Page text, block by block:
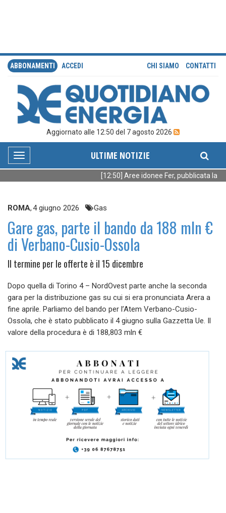
ABBONAMENTI ACCEDI CHI SIAMO CONTATTI
Aggiornato alle 12:50 del 7 agosto 2026
Toggle
navigation
ULTIME NOTIZIE
[12:50] Aree idonee Fer, pubblicata la
ROMA,4 giugno 2026 Gas
Gare gas, parte il bando da 188 mln €
di Verbano-Cusio-Ossola
Il termine per le offerte è il 15 dicembre
Dopo quella di Torino 4 – NordOvest parte anche la seconda
gara per la distribuzione gas su cui si era pronunciata Arera a
fine aprile. Parliamo del bando per l’Atem Verbano-Cusio-
Ossola, che è stato pubblicato il 4 giugno sulla Gazzetta Ue. Il
valore della procedura è di 188,803 mln €